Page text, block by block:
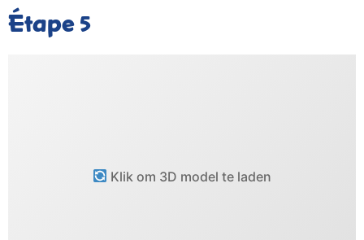
Étape 5
Klik om 3D model te laden